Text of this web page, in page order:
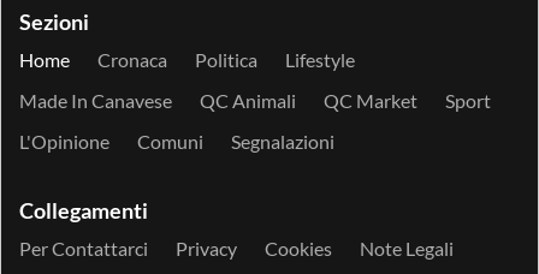
Sezioni
Home Cronaca Politica
Lifestyle
Made In Canavese
QC Animali QC Market
Sport
L'Opinione
Comuni Segnalazioni
Collegamenti
Per Contattarci Privacy Cookies Note Legali